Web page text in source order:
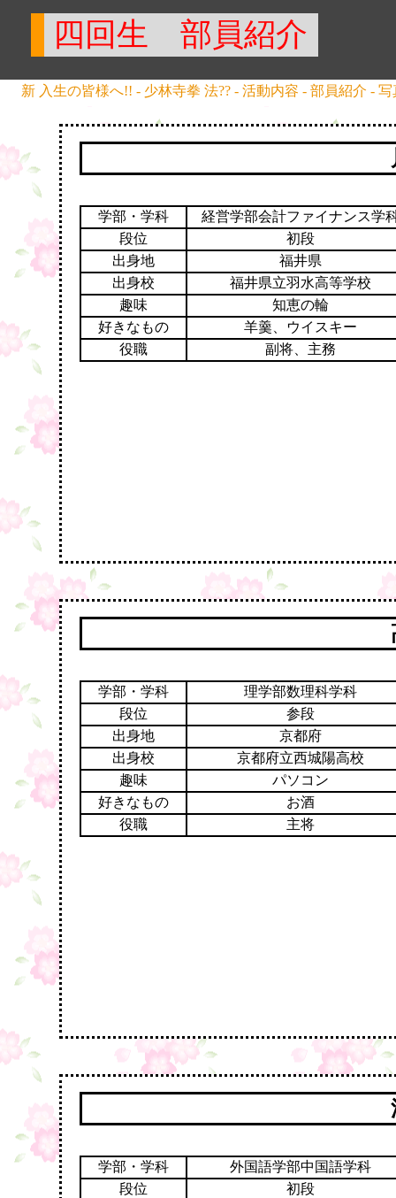
四回生 部員紹介
新 入生の皆様へ!! - 少林寺拳 法?? - 活動内容 - 部員紹介 - 写
学部・学科
経営学部会計ファイナンス学
段位
初段
出身地
福井県
出身校
福井県立羽水高等学校
趣味
知恵の輪
好きなもの
羊羹、ウイスキー
役職
副将、主務
学部・学科
理学部数理科学科
段位
参段
出身地
京都府
出身校
京都府立西城陽高校
趣味
パソコン
好きなもの
お酒
役職
主将
学部・学科
外国語学部中国語学科
段位
初段